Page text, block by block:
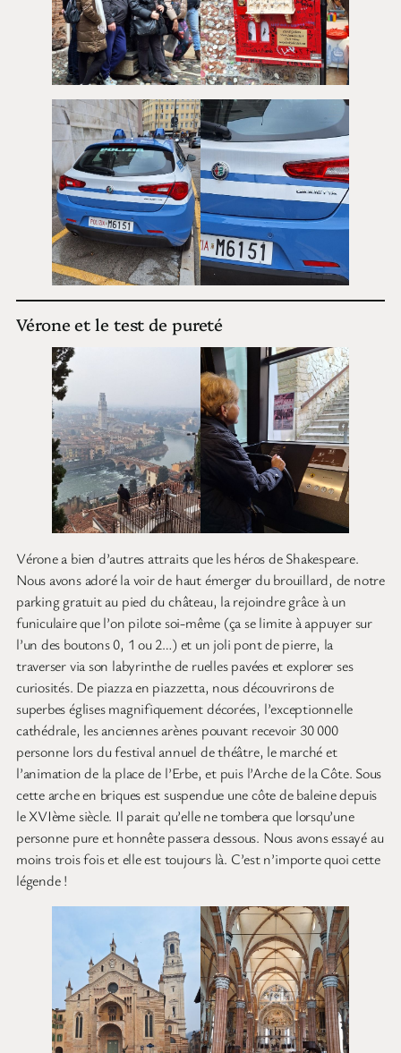
Vérone et le test de pureté
Vérone a bien d’autres attraits que les héros de Shakespeare.
Nous avons adoré la voir de haut émerger du brouillard, de notre
parking gratuit au pied du château, la rejoindre grâce à un
funiculaire que l’on pilote soi-même (ça se limite à appuyer sur
l’un des boutons 0, 1 ou 2…) et un joli pont de pierre, la
traverser via son labyrinthe de ruelles pavées et explorer ses
curiosités. De piazza en piazzetta, nous découvrirons de
superbes églises magnifiquement décorées, l’exceptionnelle
cathédrale, les anciennes arènes pouvant recevoir 30 000
personne lors du festival annuel de théâtre, le marché et
l’animation de la place de l’Erbe, et puis l’Arche de la Côte. Sous
cette arche en briques est suspendue une côte de baleine depuis
le XVIème siècle. Il parait qu’elle ne tombera que lorsqu’une
personne pure et honnête passera dessous. Nous avons essayé au
moins trois fois et elle est toujours là. C’est n’importe quoi cette
légende !